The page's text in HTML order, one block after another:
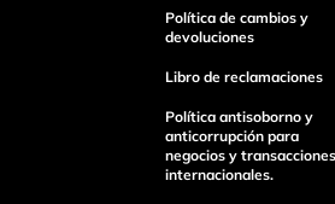
Enviar Comentario
Política de cambios y
devoluciones
Libro de reclamaciones
Política antisoborno y
anticorrupción para
negocios y transacciones
internacionales.